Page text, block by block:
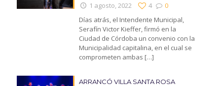
1 agosto, 2022 0
4
Días atrás, el Intendente Municipal,
Serafín Victor Kieffer, firmó en la
Ciudad de Córdoba un convenio con la
Municipalidad capitalina, en el cual se
comprometen ambas […]
ARRANCÓ VILLA SANTA ROSA